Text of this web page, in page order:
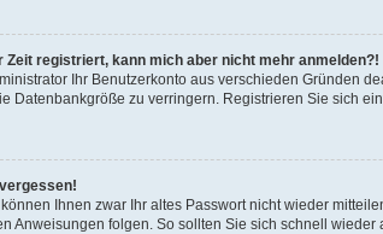
Zeit registriert, kann mich aber nicht mehr anmelden?!
Ihr Benutzerkonto aus verschieden Gründen
Datenbankgröße zu verringern. Registrieren Sie sich
Ihnen zwar Ihr altes Passwort nicht wieder
Anweisungen folgen. So sollten Sie sich schnell wieder